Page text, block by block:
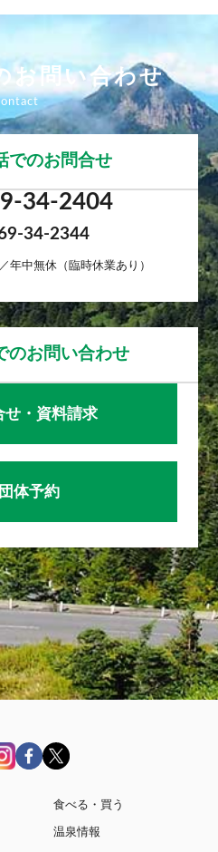
お問い合わせ
でのお問合せ
34-2404
34-2344
年中無休（臨時休業あり）
のお問い合わせ
せ・資料請求
団体予約
食べる・買う
温泉情報